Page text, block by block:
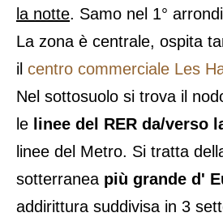
la notte. Samo nel 1°
La zona è centrale, ospita
il centro commerciale Les
Nel sottosuolo si trova il
le linee del RER da/verso
linee del Metro. Si tratta
sotterranea più grande d'
addirittura suddivisa in 3